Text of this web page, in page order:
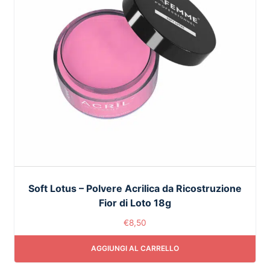
Soft Lotus – Polvere Acrilica da Ricostruzione
Fior di Loto 18g
€8,50
AGGIUNGI AL CARRELLO